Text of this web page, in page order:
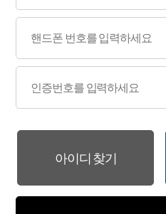
아이디 찾기